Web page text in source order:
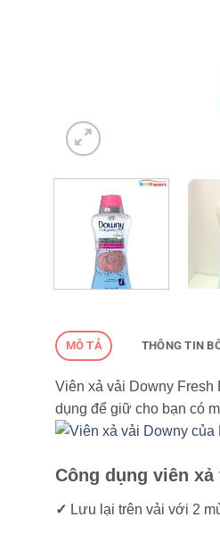
MÔ TẢ THÔNG TIN
Viên xả vải Downy Fresh
dụng để giữ cho bạn có
Công dụng viên
✓ Lưu lại trên vải với 2